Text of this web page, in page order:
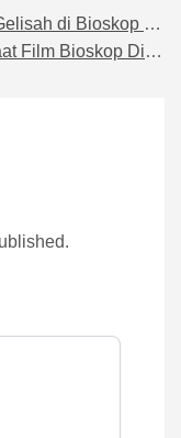
Bersama Yano
Bioskop Dimulai?